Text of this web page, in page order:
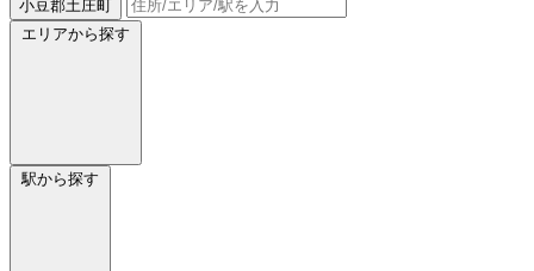
小豆郡土庄町
エリアから探す
駅から探す